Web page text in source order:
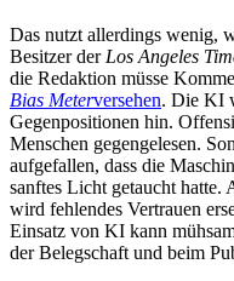
Das nutzt allerdings wenig,
Besitzer der Los Angeles
die Redaktion müsse
Bias Meterversehen. Die KI
Gegenpositionen hin.
Menschen gegengelesen.
aufgefallen, dass die
sanftes Licht getaucht
wird fehlendes Vertrauen
Einsatz von KI kann
der Belegschaft und beim